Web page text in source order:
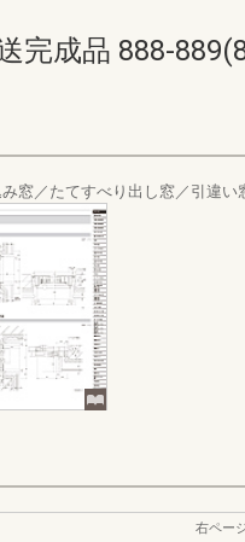
完成品 888-
み窓／たてすべり出し窓／引違い
右ペー